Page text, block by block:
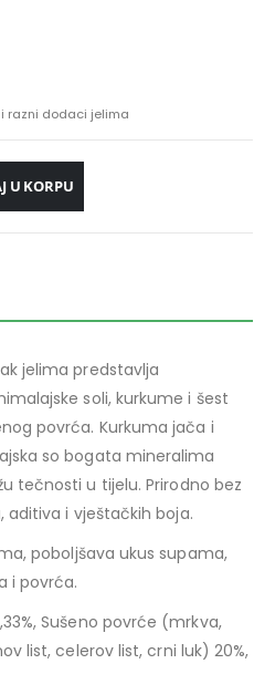
razni dodaci jelima
U KORPU
jelima predstavlja
soli, kurkume i šest
povrća. Kurkuma jača i
so bogata mineralima
tečnosti u tijelu. Prirodno bez
aditiva i vještačkih boja.
poboljšava ukus supama,
i povrća.
Sušeno povrće (mrkva,
list, celerov list, crni luk) 20%,